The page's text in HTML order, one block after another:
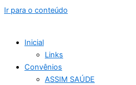
Ir para o conteúdo
Inicial
Links
Convênios
ASSIM SAÚDE